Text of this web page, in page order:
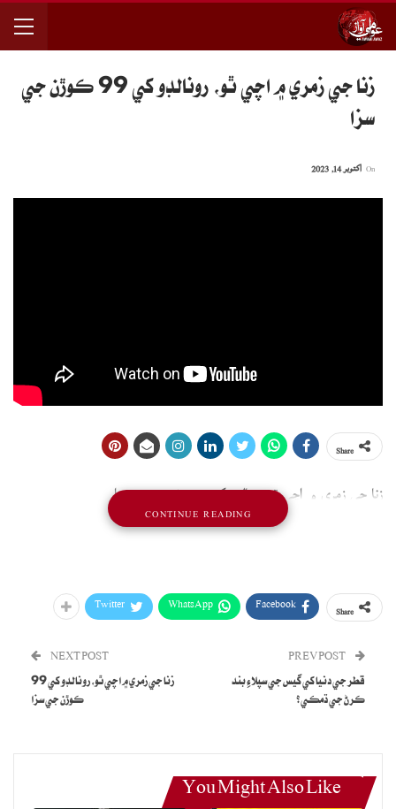
زنا جي زمري ۾ اچي ٿو، رونالڊو کي 99 ڪوڙن جي
سزا
اکتوبر 14, 2023
زنا جي زمري ۾ اچي ٿو، رونالڊو کي 99 ڪوڙن جي سزا
Facebook
WhatsApp
Twitter
قطر جي دنيا کي گيس جي سپلاءِ بند
ڪرڻ جي ڌمڪي؟
NEXT POST
زنا جي زمري ۾ اچي ٿو، رونالڊو کي 99
ڪوڙن جي سزا
You Might Also Like